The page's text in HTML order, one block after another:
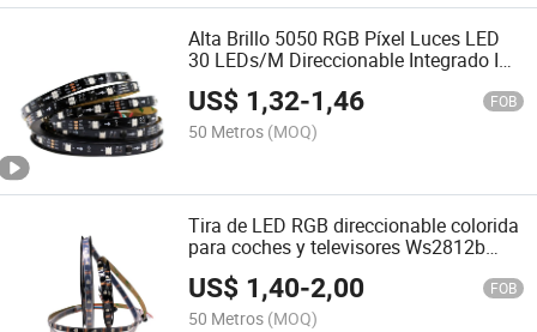
Alta Brillo 5050 RGB Píxel Luces LED
30 LEDs/M Direccionable Integrado IC
Ws2811 DC12V Luz de Tira LED Digital
US$ 1,32-1,46 FOB
50 Metros (MOQ)
Tira de LED RGB direccionable colorida
para coches y televisores Ws2812b
2813
US$ 1,40-2,00 FOB
50 Metros (MOQ)